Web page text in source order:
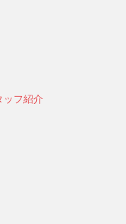
ッフ紹介